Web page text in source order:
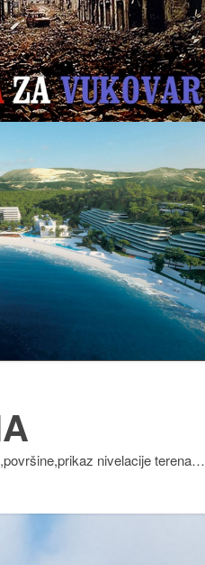
nivelacije terena…